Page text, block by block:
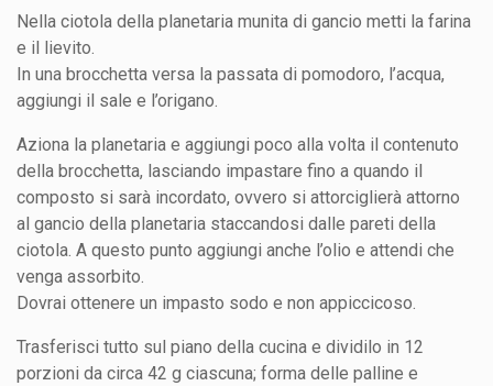
Nella ciotola della planetaria munita di gancio metti la farina
e il lievito.
In una brocchetta versa la passata di pomodoro, l’acqua,
aggiungi il sale e l’origano.
Aziona la planetaria e aggiungi poco alla volta il contenuto
della brocchetta, lasciando impastare fino a quando il
composto si sarà incordato, ovvero si attorciglierà attorno
al gancio della planetaria staccandosi dalle pareti della
ciotola. A questo punto aggiungi anche l’olio e attendi che
venga assorbito.
Dovrai ottenere un impasto sodo e non appiccicoso.
Trasferisci tutto sul piano della cucina e dividilo in 12
porzioni da circa 42 g ciascuna; forma delle palline e